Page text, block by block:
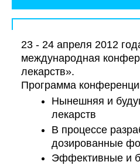
23 - 24 апреля 2012
международная
лекарств».
Программа
Нынешняя и
лекарств
В процессе
дозированные
Эффективные и